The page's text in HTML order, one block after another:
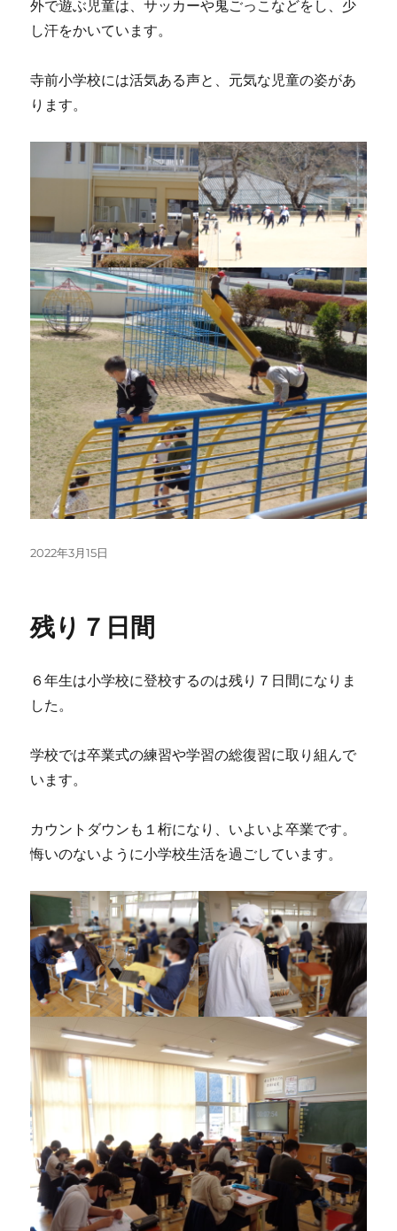
外で遊ぶ児童は、サッカーや鬼ごっこなどをし、少
し汗をかいています。
寺前小学校には活気ある声と、元気な児童の姿があ
ります。
投
2022年3月15日
残り７日間
６年生は小学校に登校するのは残り７日間になりま
した。
学校では卒業式の練習や学習の総復習に取り組んで
います。
カウントダウンも１桁になり、いよいよ卒業です。
悔いのないように小学校生活を過ごしています。